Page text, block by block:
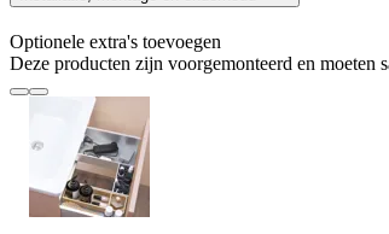
Optionele extra's toevoegen
Deze producten zijn voorgemonteerd en moeten